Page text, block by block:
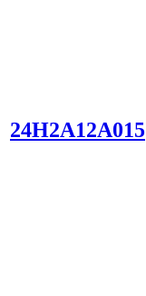
24H2A12A015